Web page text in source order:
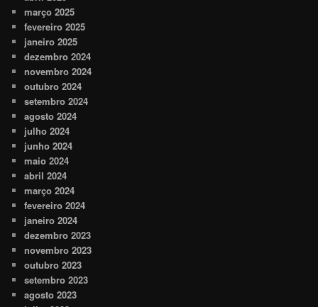
março 2025
fevereiro 2025
janeiro 2025
dezembro 2024
novembro 2024
outubro 2024
setembro 2024
agosto 2024
julho 2024
junho 2024
maio 2024
abril 2024
março 2024
fevereiro 2024
janeiro 2024
dezembro 2023
novembro 2023
outubro 2023
setembro 2023
agosto 2023